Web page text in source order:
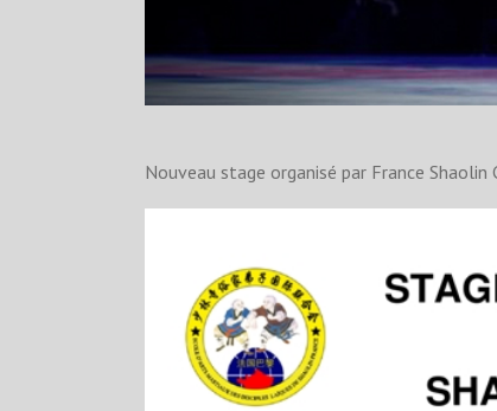
Nouveau stage organisé par France Shaolin